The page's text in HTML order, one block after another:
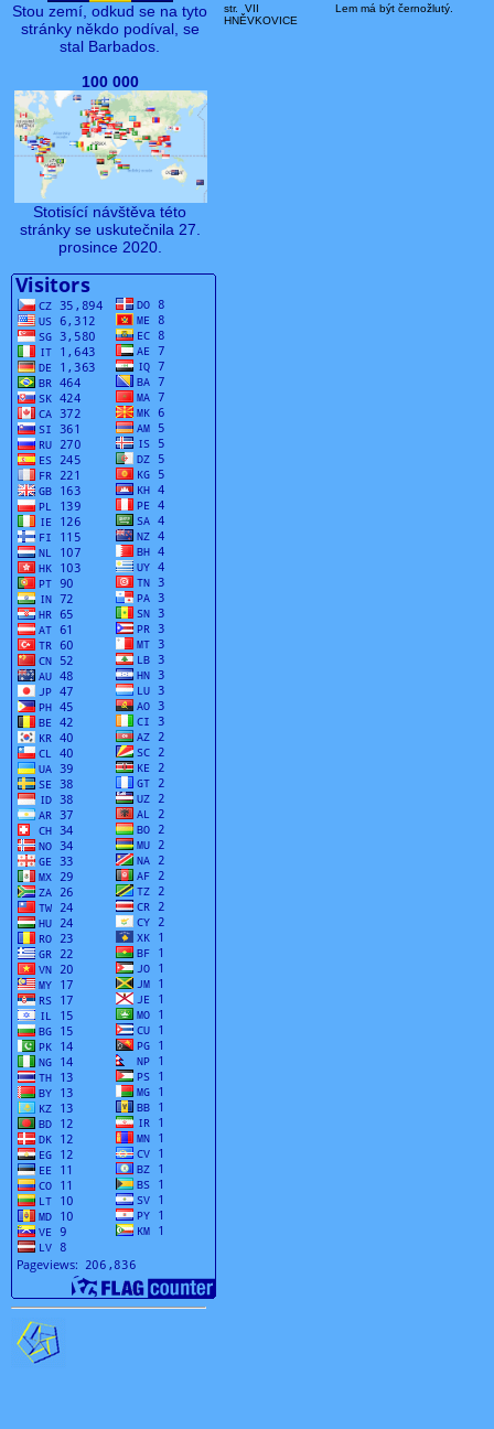
Stou zemí, odkud se na tyto
stránky někdo podíval, se
stal Barbados.
100 000
Stotisící návštěva této
stránky se uskutečnila 27.
prosince 2020.
str. VII
HNĚVKOVICE
Lem má být černožlutý.